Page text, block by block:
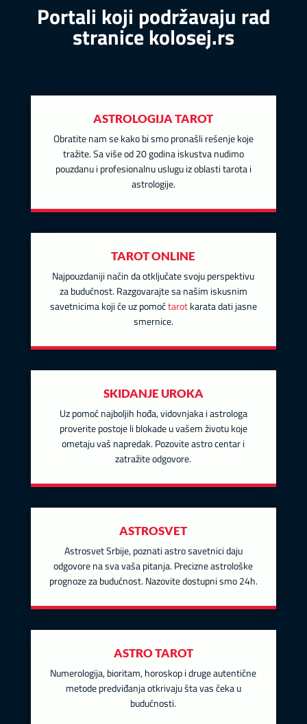
Portali koji podržavaju rad
stranice kolosej.rs
ASTROLOGIJA TAROT
Obratite nam se kako bi smo pronašli rešenje koje
tražite. Sa više od 20 godina iskustva nudimo
pouzdanu i profesionalnu uslugu iz oblasti tarota i
astrologije.
TAROT ONLINE
Najpouzdaniji način da otključate svoju perspektivu
za budućnost. Razgovarajte sa našim iskusnim
savetnicima koji će uz pomoćtarotkarata dati jasne
smernice.
SKIDANJE UROKA
Uz pomoć najboljih hođa, vidovnjaka i astrologa
proverite postoje li blokade u vašem životu koje
ometaju vaš napredak. Pozovite astro centar i
zatražite odgovore.
ASTROSVET
Astrosvet Srbije, poznati astro savetnici daju
odgovore na sva vaša pitanja. Precizne astrološke
prognoze za budućnost. Nazovite dostupni smo 24h.
ASTRO TAROT
Numerologija, bioritam, horoskop i druge autentične
metode predviđanja otkrivaju šta vas čeka u
budućnosti.